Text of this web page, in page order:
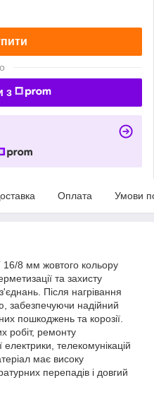
з
Оплата Умови
8 мм жовтого кольору
та захисту
Після нагрівання
забезпечуючи надійний
пошкоджень та корозії.
робіт, ремонту
телекомунікацій
має високу
перепадів і довгий